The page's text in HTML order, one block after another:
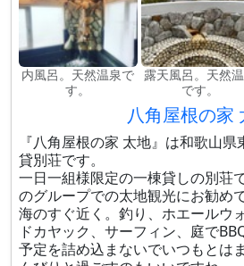
内風呂。天然温泉で
す。
露天風呂。天然
です。
八角屋根の家
『八角屋根の家 太地』は和歌山
貸別荘です。
一日一組様限定の一棟貸しの別荘
のグループでの太地観光にお勧めで
海のすぐ近く。釣り、ホエールウ
ドカヤック、サーフィン、庭で
予定を詰め込まないでいつもとは